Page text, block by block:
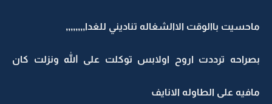
ماحسيت باالوقت الاالشغاله تناديني للغدا,,,,,,,,
بصراحه ترددت اروح اولابس توكلت على الله ونزلت كان
مافيه على الطاوله الانايف